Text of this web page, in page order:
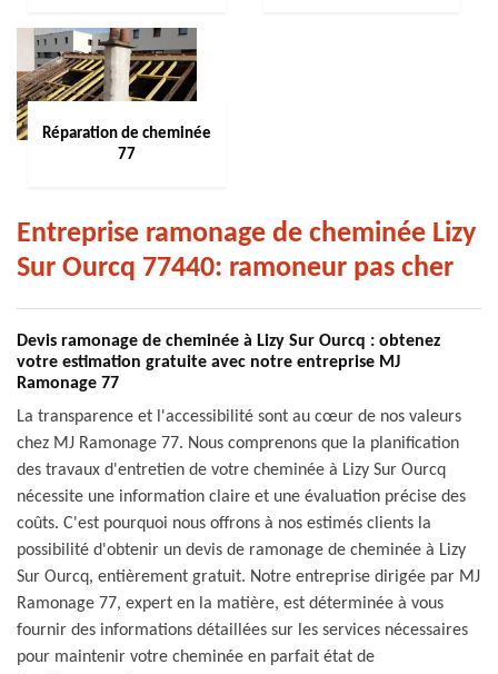
Réparation de cheminée
77
Entreprise ramonage de cheminée Lizy
Sur Ourcq 77440: ramoneur pas cher
Devis ramonage de cheminée à Lizy Sur Ourcq : obtenez
votre estimation gratuite avec notre entreprise MJ
Ramonage 77
La transparence et l'accessibilité sont au cœur de nos valeurs
chez MJ Ramonage 77. Nous comprenons que la planification
des travaux d'entretien de votre cheminée à Lizy Sur Ourcq
nécessite une information claire et une évaluation précise des
coûts. C'est pourquoi nous offrons à nos estimés clients la
possibilité d'obtenir un devis de ramonage de cheminée à Lizy
Sur Ourcq, entièrement gratuit. Notre entreprise dirigée par MJ
Ramonage 77, expert en la matière, est déterminée à vous
fournir des informations détaillées sur les services nécessaires
pour maintenir votre cheminée en parfait état de